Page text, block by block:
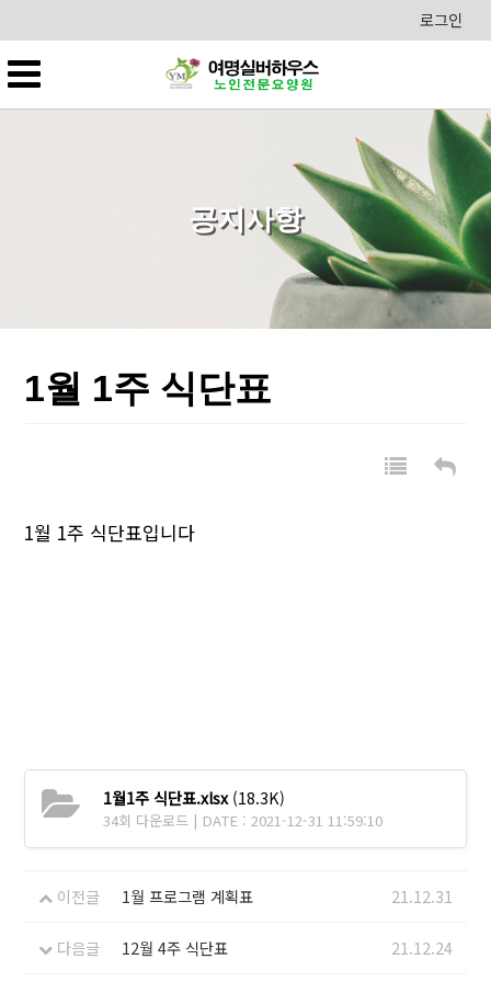
로그인
공지사항
1월 1주 식단표
1월 1주 식단표입니다
1월1주 식단표.xlsx(18.3K)
34회 다운로드 | DATE : 2021-12-31 11:59:10
이전글 1월 프로그램 계획표 21.12.31
다음글 12월 4주 식단표 21.12.24